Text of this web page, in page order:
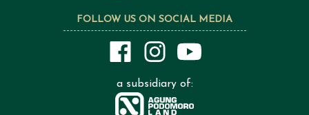
FOLLOW US ON SOCIAL MEDIA
a subsidiary of: